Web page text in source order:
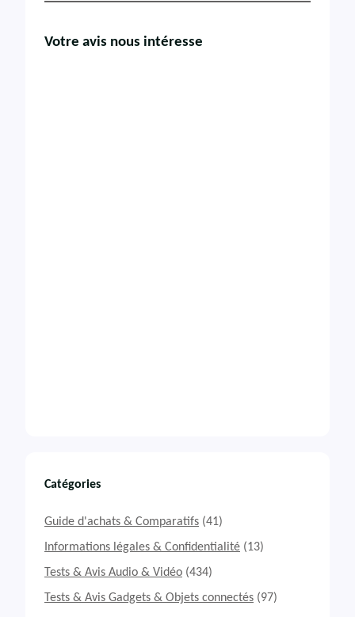
Votre avis nous intéresse
Catégories
Guide d'achats & Comparatifs (41)
Informations légales & Confidentialité (13)
Tests & Avis Audio & Vidéo (434)
Tests & Avis Gadgets & Objets connectés (97)